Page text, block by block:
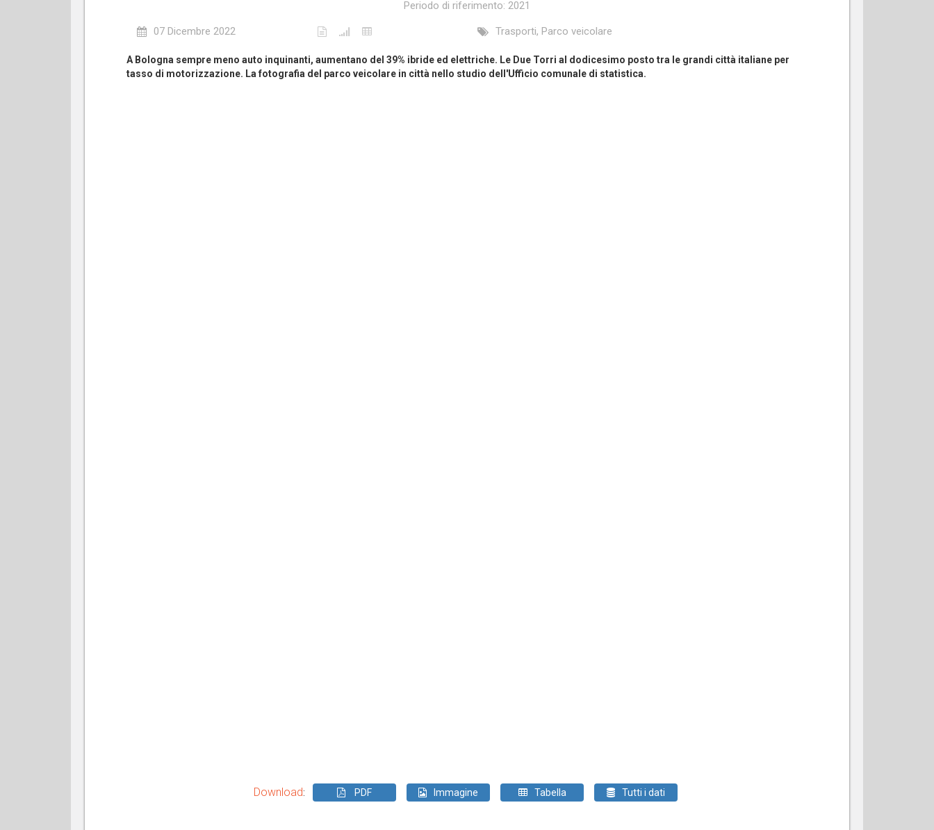
Periodo di riferimento: 2021
07 Dicembre 2022 Trasporti, Parco veicolare
A Bologna sempre meno auto inquinanti, aumentano del 39% ibride ed elettriche. Le Due Torri al dodicesimo posto tra le grandi città italiane per
tasso di motorizzazione. La fotografia del parco veicolare in città nello studio dell'Ufficio comunale di statistica.
Download: PDF Immagine Tabella Tutti i dati